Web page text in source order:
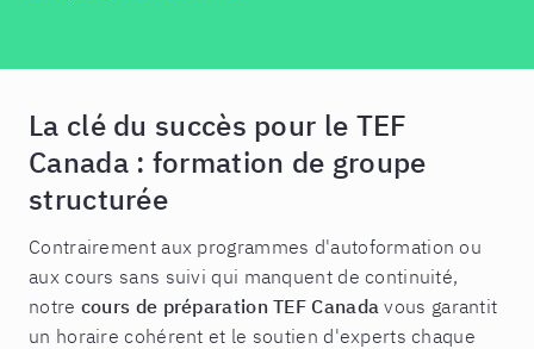
La clé du succès pour le TEF
Canada : formation de groupe
structurée
Contrairement aux programmes d'autoformation ou
aux cours sans suivi qui manquent de continuité,
notre cours de préparation TEF Canada vous garantit
un horaire cohérent et le soutien d'experts chaque